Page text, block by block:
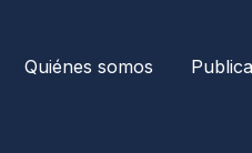
Quiénes somos